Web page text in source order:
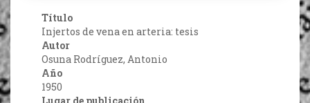
Título
Injertos de vena en arteria: tesis
Autor
Osuna Rodríguez, Antonio
Año
1950